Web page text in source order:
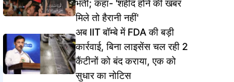
भर्ती; कहा- 'शहीद होने की खबर
मिले तो हैरानी नहीं'
अब IIT बॉम्बे में FDA की बड़ी
कार्रवाई, बिना लाइसेंस चल रही 2
कैंटीनों को बंद कराया, एक को
सुधार का नोटिस